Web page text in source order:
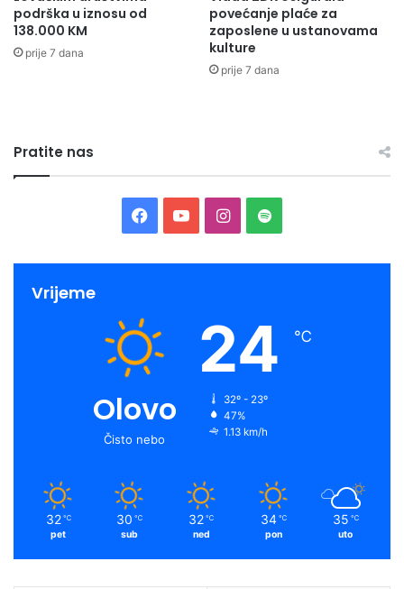
podrška u iznosu od
138.000 KM
prije 7 dana
povećanje plaće za
zaposlene u ustanovama
kulture
prije 7 dana
Pratite nas
Facebook
YouTubeInstagram
Spotify
Vrijeme
Olovo
Čisto nebo
24 ℃
32º - 23º
47%
1.13 km/h
32 ℃
pet
30 ℃
sub
32 ℃
ned
34 ℃
pon
35 ℃
uto